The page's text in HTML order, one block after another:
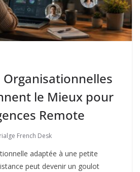
le Mieux pour
Remote
French Desk
adaptée à une petite
peut devenir un goulot